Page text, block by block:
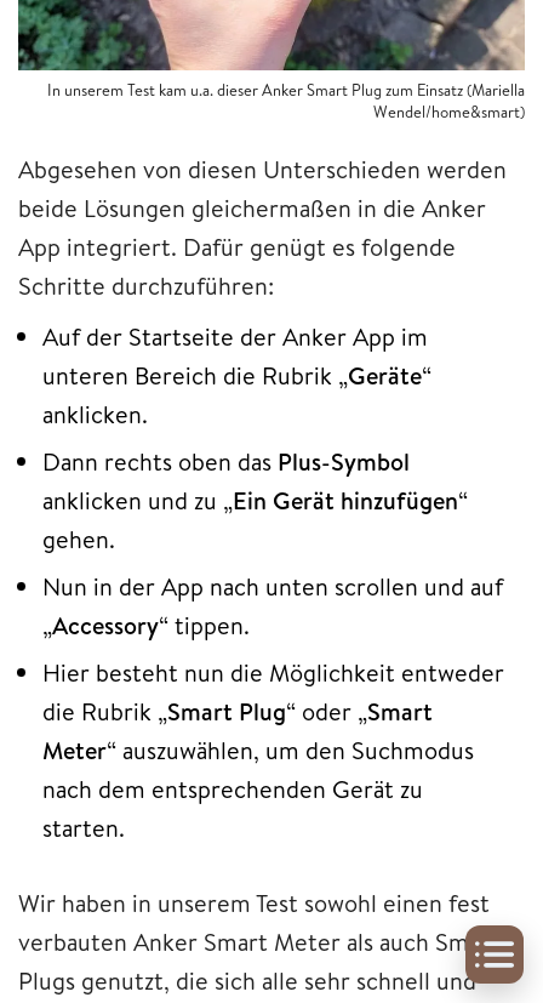
In unserem Test kam u.a. dieser Anker Smart Plug zum Einsatz (Mariella
Wendel/home&smart)
Abgesehen von diesen Unterschieden werden
beide Lösungen gleichermaßen in die Anker
App integriert. Dafür genügt es folgende
Schritte durchzuführen:
Auf der Startseite der Anker App im
unteren Bereich die Rubrik „Geräte“
anklicken.
Dann rechts oben das Plus-Symbol
anklicken und zu „Ein Gerät hinzufügen“
gehen.
Nun in der App nach unten scrollen und auf
„Accessory“ tippen.
Hier besteht nun die Möglichkeit entweder
die Rubrik „Smart Plug“ oder „Smart
Meter“ auszuwählen, um den Suchmodus
nach dem entsprechenden Gerät zu
starten.
Wir haben in unserem Test sowohl einen fest
verbauten Anker Smart Meter als auch Smart
Plugs genutzt, die sich alle sehr schnell und